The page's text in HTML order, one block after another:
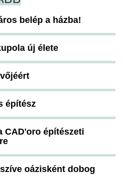
belép a házba!
új élete
építész
CAD'oro építészeti
oázisként dobog